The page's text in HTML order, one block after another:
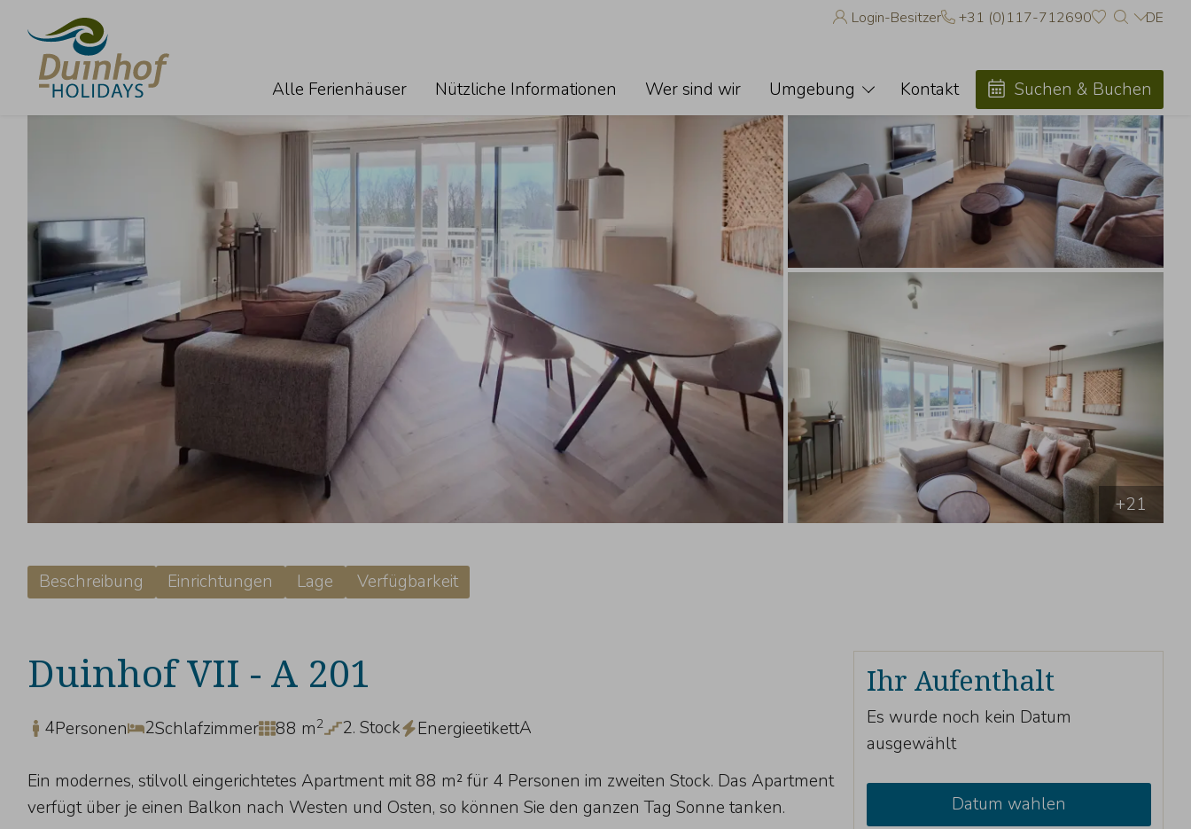
Login-Besitzer +31 (0)117-712690 DE
Alle Ferienhäuser Nützliche Informationen Wer sind wir Umgebung Kontakt Suchen & Buchen
+21
Beschreibung Einrichtungen Lage Verfügbarkeit
Ihr Aufenthalt
Es wurde noch kein Datum
ausgewählt
Datum wahlen
Duinhof VII - A 201
4Personen 2Schlafzimmer 88 m2 2. Stock EnergieetikettA
Ein modernes, stilvoll eingerichtetes Apartment mit 88 m² für 4 Personen im zweiten Stock. Das Apartment
verfügt über je einen Balkon nach Westen und Osten, so können Sie den ganzen Tag Sonne tanken.